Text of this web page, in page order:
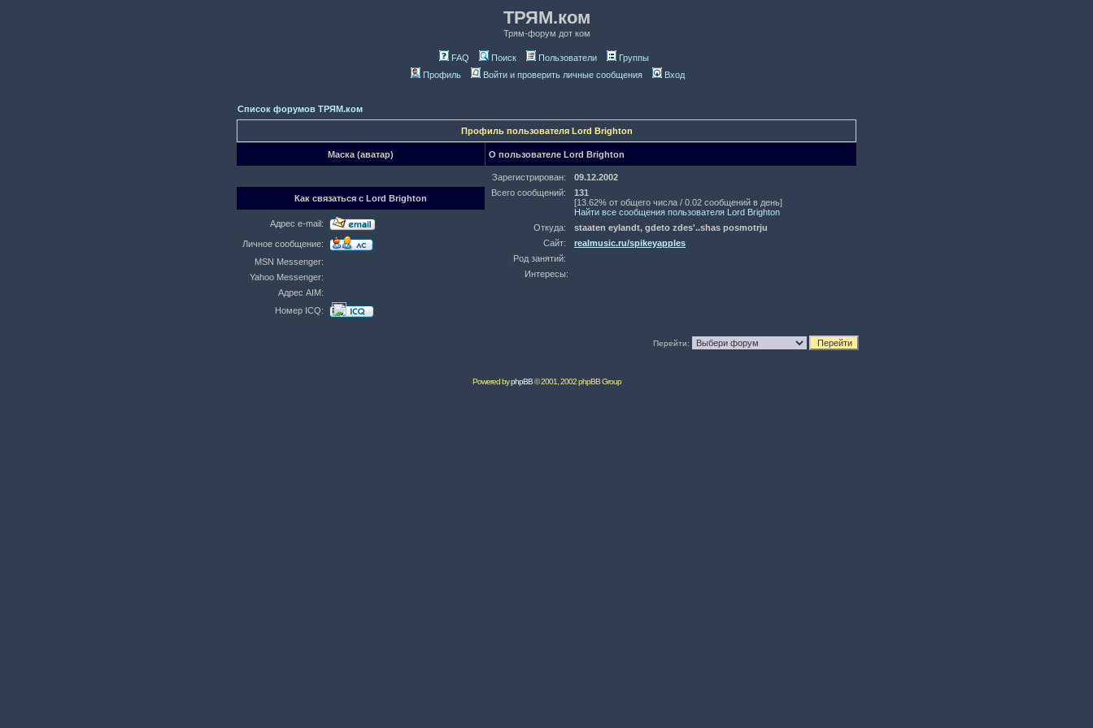
ТРЯМ.ком
Трям-форум дот ком
FAQ Поиск Пользователи
Группы
Профиль
Войти и проверить личные сообщения Вход
Список форумов ТРЯМ.ком
Профиль пользователя Lord Brighton
Маска (аватар) О пользователе Lord Brighton
Зарегистрирован:
09.12.2002
Всего сообщений:
131
[13.62% от общего числа / 0.02 сообщений в день]
Найти все сообщения пользователя Lord Brighton
Откуда:
staaten eylandt, gdeto zdes'..shas posmotrju
Сайт:
realmusic.ru/spikeyapples
Род занятий:
Интересы:
Как связаться с Lord Brighton
Адрес e-mail:
Личное сообщение:
MSN Messenger:
Yahoo Messenger:
Адрес AIM:
Номер ICQ:
Перейти:
Powered byphpBB© 2001, 2002 phpBB Group